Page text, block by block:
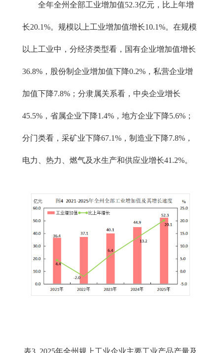
全年全州全部工业增加值52.3亿元，比上年增
长20.1%。规模以上工业增加值增长10.1%。在规模
以上工业中，分经济类型看，国有企业增加值增长
36.8%，股份制企业增加值下降0.2%，私营企业增
加值下降7.8%；分隶属关系看，中央企业增长
45.5%，省属企业下降1.4%，地方企业下降5.6%；
分门类看，采矿业下降67.1%，制造业下降7.8%，
电力、热力、燃气及水生产和供应业增长41.2%。
表3 2025年全州规上工业企业主要工业产品产量及